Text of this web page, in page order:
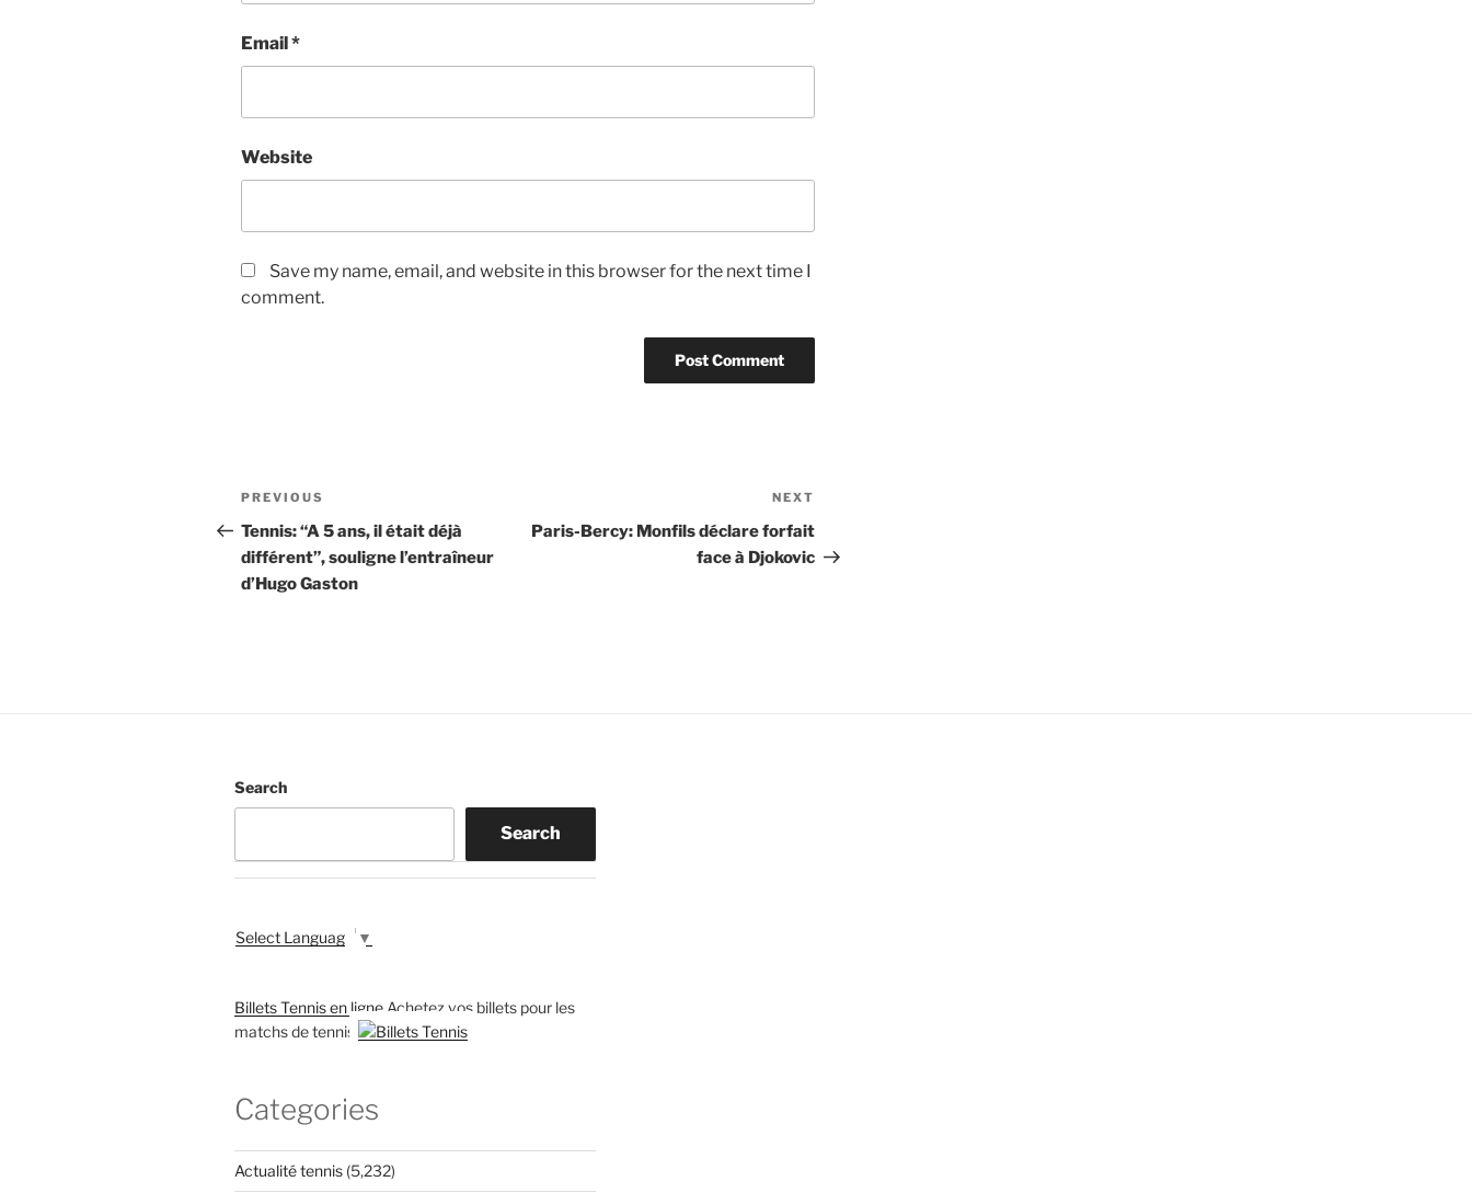
Email*
Website
Save my name, email, and website in this browser for the next time I
comment.
Post
navigation
Previous
Post
PREVIOUS
Tennis: “A 5 ans, il était déjà
différent”, souligne l’entraîneur
d’Hugo Gaston
Post
NEXT
Paris-Bercy: Monfils déclare forfait
face à Djokovic
Search
Search
Select Language ▼
Billets Tennis en ligne Achetez vos billets pour les
matchs de tennis
Categories
Actualité tennis (5,232)